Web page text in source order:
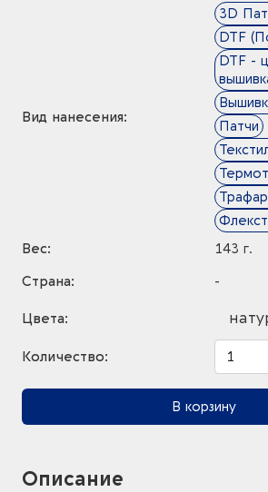
Вид нанесения:
3D
DTF
DTF -
Патчи
Вес:
143 г.
Страна:
-
Цвета:
Количество:
В корзину
Описание